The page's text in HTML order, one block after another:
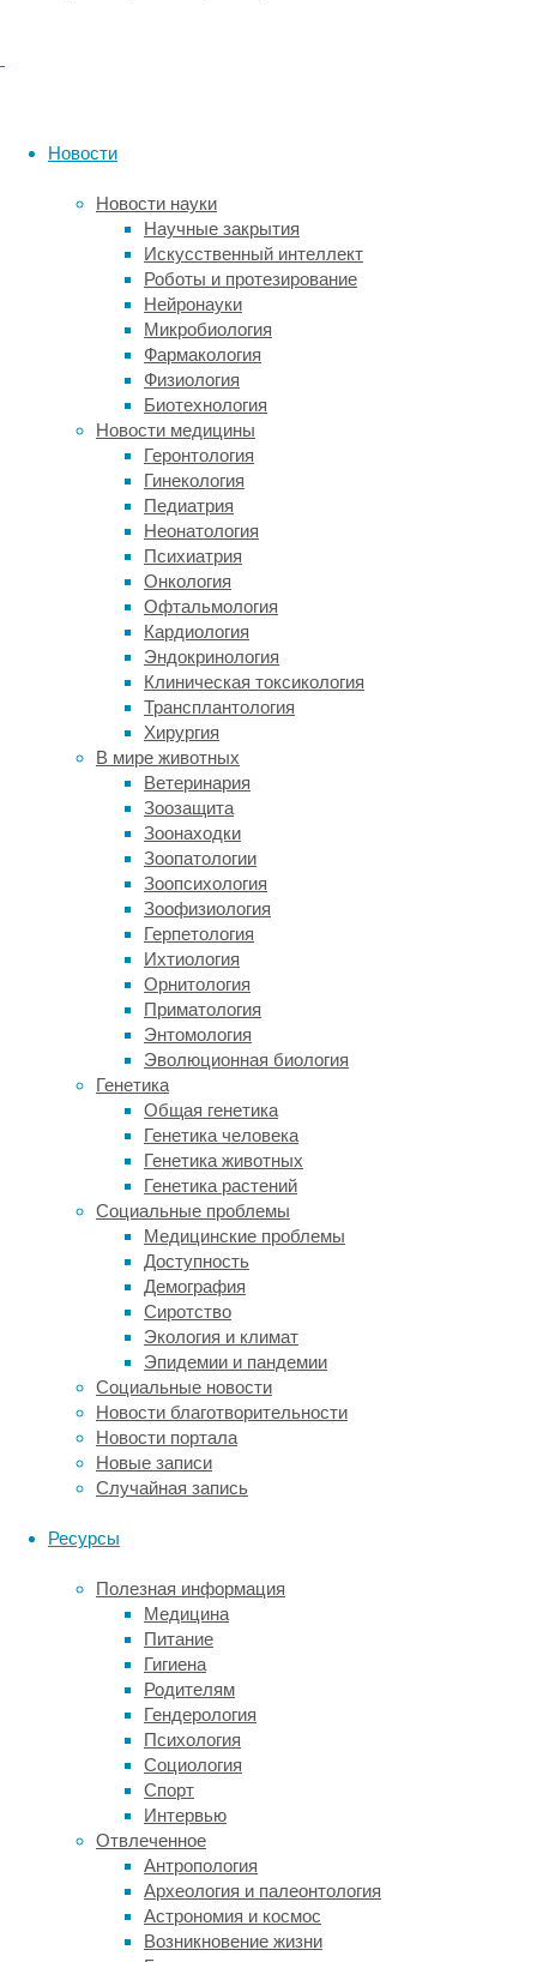
Новости
Новости науки
Научные закрытия
Искусственный интеллект
Роботы и протезирование
Нейронауки
Микробиология
Фармакология
Физиология
Биотехнология
Новости медицины
Геронтология
Гинекология
Педиатрия
Неонатология
Психиатрия
Онкология
Офтальмология
Кардиология
Эндокринология
Клиническая токсикология
Трансплантология
Хирургия
В мире животных
Ветеринария
Зоозащита
Зоонаходки
Зоопатологии
Зоопсихология
Зоофизиология
Герпетология
Ихтиология
Орнитология
Приматология
Энтомология
Эволюционная биология
Генетика
Общая генетика
Генетика человека
Генетика животных
Генетика растений
Социальные проблемы
Медицинские проблемы
Доступность
Демография
Сиротство
Экология и климат
Эпидемии и пандемии
Социальные новости
Новости благотворительности
Новости портала
Новые записи
Случайная запись
Ресурсы
Полезная информация
Медицина
Питание
Гигиена
Родителям
Гендерология
Психология
Социология
Спорт
Интервью
Отвлеченное
Антропология
Археология и палеонтология
Астрономия и космос
Возникновение жизни
научное
опубликованные
период
1991
по
2021
год.
В
них
приняли
участие
порядка
120
тысяч
человек
возрасте
от
18
до
98
лет.
Изучалось
влияние
альфа-
линоленовой
кислоты
(ALA)
на
здоровье.
исследованиях
среди
прочего
учитывали
такие
факторы
анамнезе
испытуемых,
как
курение,
употребление
алкоголя
занятие
физической
культурой.
относится
кислотам
класса
омега-3,
присутствует
многих
продуктах
растительного
происхождения:
масле,
льном
семени,